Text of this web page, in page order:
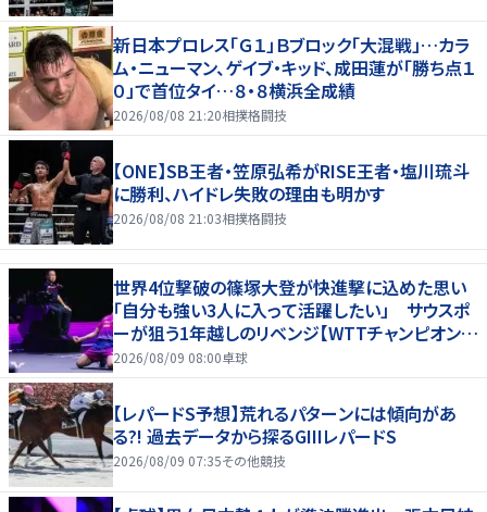
新日本プロレス「Ｇ１」Ｂブロック「大混戦」…カラ
ム・ニューマン、ゲイブ・キッド、成田蓮が「勝ち点１
０」で首位タイ…８・８横浜全成績
2026/08/08 21:20相撲格闘技
【ONE】SB王者・笠原弘希がRISE王者・塩川琉斗
に勝利、ハイドレ失敗の理由も明かす
2026/08/08 21:03相撲格闘技
世界4位撃破の篠塚大登が快進撃に込めた思い
「自分も強い3人に入って活躍したい」 サウスポ
ーが狙う1年越しのリベンジ【WTTチャンピオンズ
横浜2026】
2026/08/09 08:00卓球
【レパードS予想】荒れるパターンには傾向があ
る?! 過去データから探るGIIIレパードS
2026/08/09 07:35その他競技